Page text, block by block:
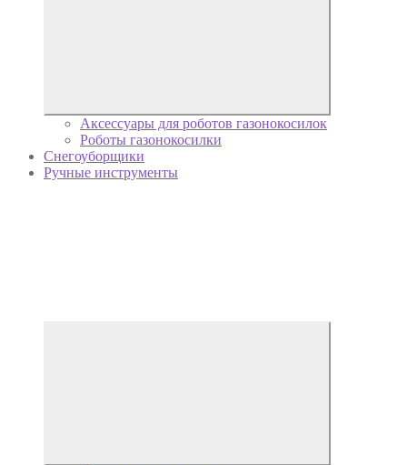
Аксессуары для роботов газонокосилок
Роботы газонокосилки
Снегоуборщики
Ручные инструменты